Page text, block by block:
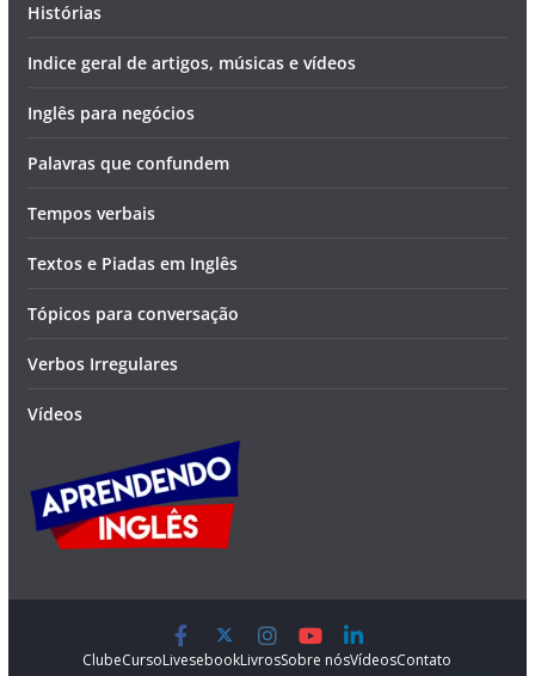
Histórias
Indice geral de artigos, músicas e vídeos
Inglês para negócios
Palavras que confundem
Tempos verbais
Textos e Piadas em Inglês
Tópicos para conversação
Verbos Irregulares
Vídeos
ClubeCursoLivesebookLivrosSobre nósVídeosContato